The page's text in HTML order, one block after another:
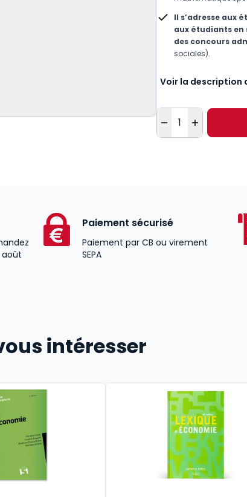
Il s’adresse aux
aux étudiants en
des concours
sociales).
Voir la description
Quantité
août
Paiement sécurisé
Paiement par CB ou virement
SEPA
intéresser